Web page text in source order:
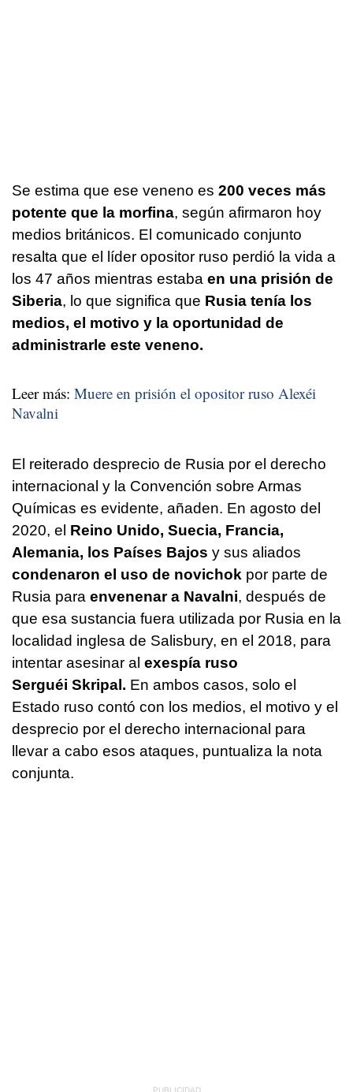
Se estima que ese veneno es 200 veces más
potente que la morfina, según afirmaron hoy
medios británicos. El comunicado conjunto
resalta que el líder opositor ruso perdió la vida a
los 47 años mientras estaba en una prisión de
Siberia, lo que significa que Rusia tenía los
medios, el motivo y la oportunidad de
administrarle este veneno.
Leer más: Muere en prisión el opositor ruso Alexéi
Navalni
El reiterado desprecio de Rusia por el derecho
internacional y la Convención sobre Armas
Químicas es evidente, añaden. En agosto del
2020, el Reino Unido, Suecia, Francia,
Alemania, los Países Bajos y sus aliados
condenaron el uso de novichok por parte de
Rusia para envenenar a Navalni, después de
que esa sustancia fuera utilizada por Rusia en la
localidad inglesa de Salisbury, en el 2018, para
intentar asesinar al exespía ruso
Serguéi Skripal. En ambos casos, solo el
Estado ruso contó con los medios, el motivo y el
desprecio por el derecho internacional para
llevar a cabo esos ataques, puntualiza la nota
conjunta.